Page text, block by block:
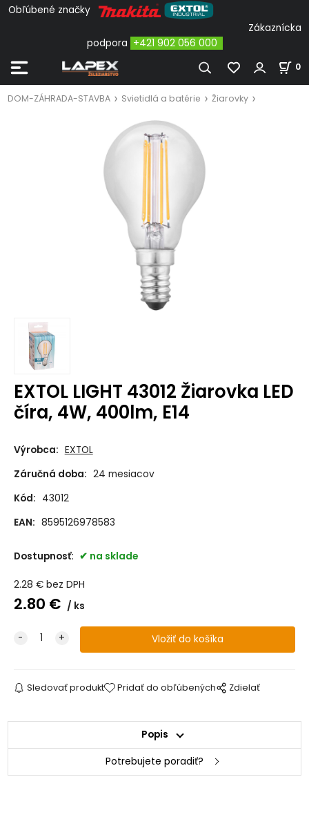
Obľúbené značky
Zákaznícka
podpora +421 902 056 000
0
DOM-ZÁHRADA-STAVBA Svietidlá a batérie Žiarovky
EXTOL LIGHT 43012 Žiarovka LED
číra, 4W, 400lm, E14
Výrobca: EXTOL
Záručná doba: 24 mesiacov
Kód: 43012
EAN: 8595126978583
Dostupnosť: na sklade
2.28 € bez DPH
2.80 € ks
Sledovať produkt Pridať do obľúbených Zdielať
Popis
Potrebujete poradiť?